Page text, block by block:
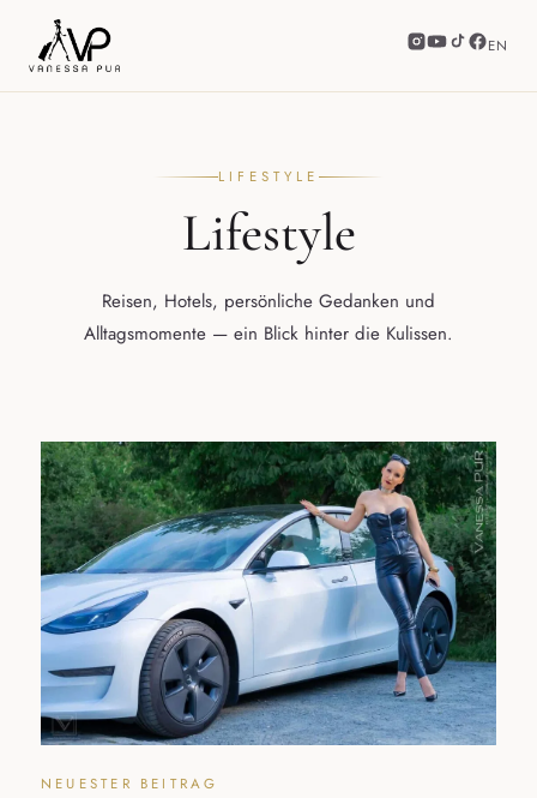
EN
LIFESTYLE
Lifestyle
Reisen, Hotels, persönliche Gedanken und
Alltagsmomente — ein Blick hinter die Kulissen.
NEUESTER BEITRAG